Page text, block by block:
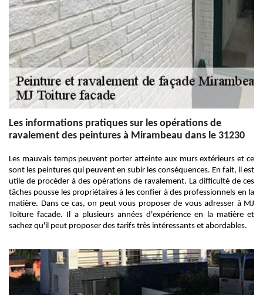
Les informations pratiques sur les opérations de
ravalement des peintures à Mirambeau dans le 31230
Les mauvais temps peuvent porter atteinte aux murs extérieurs et ce
sont les peintures qui peuvent en subir les conséquences. En fait, il est
utile de procéder à des opérations de ravalement. La difficulté de ces
tâches pousse les propriétaires à les confier à des professionnels en la
matière. Dans ce cas, on peut vous proposer de vous adresser à MJ
Toiture facade. Il a plusieurs années d'expérience en la matière et
sachez qu'il peut proposer des tarifs très intéressants et abordables.